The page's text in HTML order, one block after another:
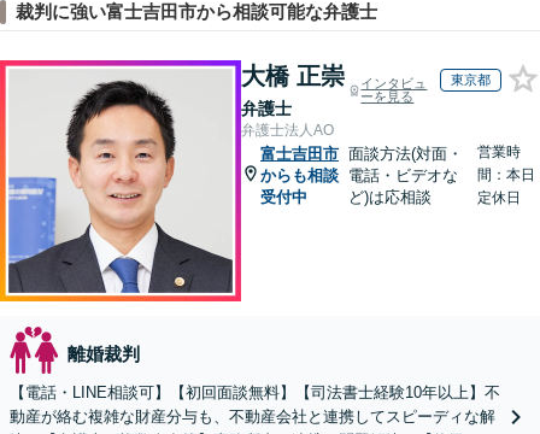
裁判に強い富士吉田市から相談可能な弁護士
大橋 正崇
弁護士
インタビュ
ーを見る
東京都
弁護士法人AO
富士吉田市
からも相談
受付中
面談方法(対面・
電話・ビデオな
ど)は応相談
営業時
間：本日
定休日
離婚裁判
【電話・LINE相談可】【初回面談無料】【司法書士経験10年以上】不
動産が絡む複雑な財産分与も、不動産会社と連携してスピーディな解